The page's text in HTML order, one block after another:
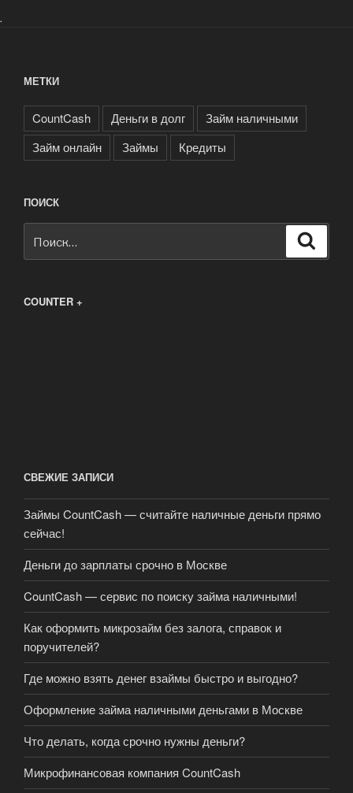
.
МЕТКИ
CountCash Деньги в долг
Займ наличными
Займ онлайн
Займы Кредиты
ПОИСК
COUNTER +
СВЕЖИЕ ЗАПИСИ
Займы CountCash — считайте наличные деньги прямо
сейчас!
Деньги до зарплаты срочно в Москве
CountCash — сервис по поиску займа наличными!
Как оформить микрозайм без залога, справок и
поручителей?
Где можно взять денег взаймы быстро и выгодно?
Оформление займа наличными деньгами в Москве
Что делать, когда срочно нужны деньги?
Микрофинансовая компания CountCash